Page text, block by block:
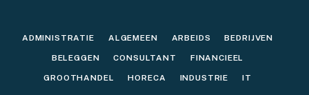
ADMINISTRATIE ALGEMEEN ARBEIDS BEDRIJVEN
BELEGGEN CONSULTANT FINANCIEEL
GROOTHANDEL HORECA INDUSTRIE IT